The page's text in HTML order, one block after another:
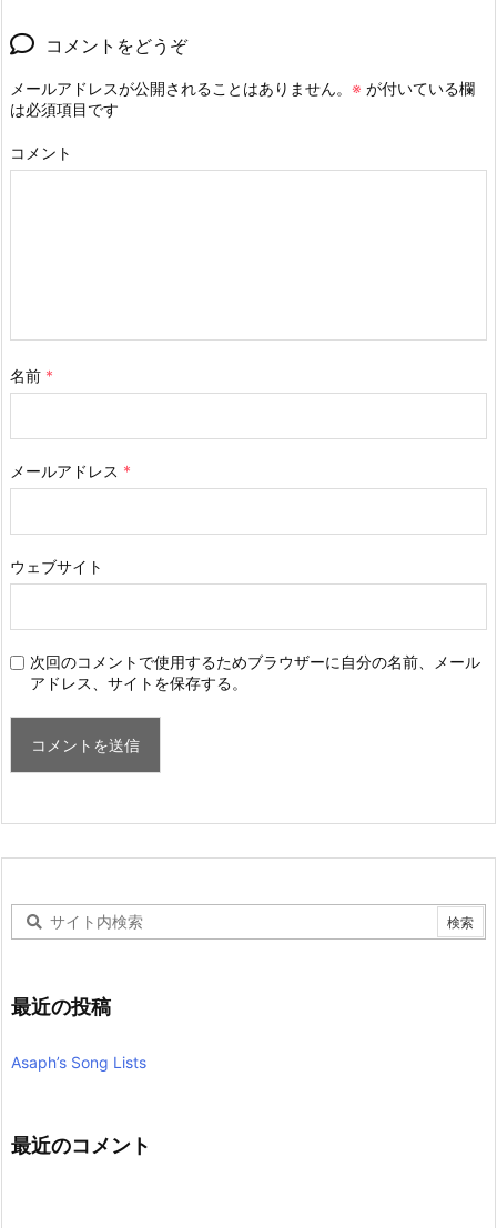
コメントをどうぞ
メールアドレスが公開されることはありません。 ※ が付いている欄
は必須項目です
コメント
名前 *
メールアドレス *
ウェブサイト
次回のコメントで使用するためブラウザーに自分の名前、メール
アドレス、サイトを保存する。
最近の投稿
Asaph’s Song Lists
最近のコメント